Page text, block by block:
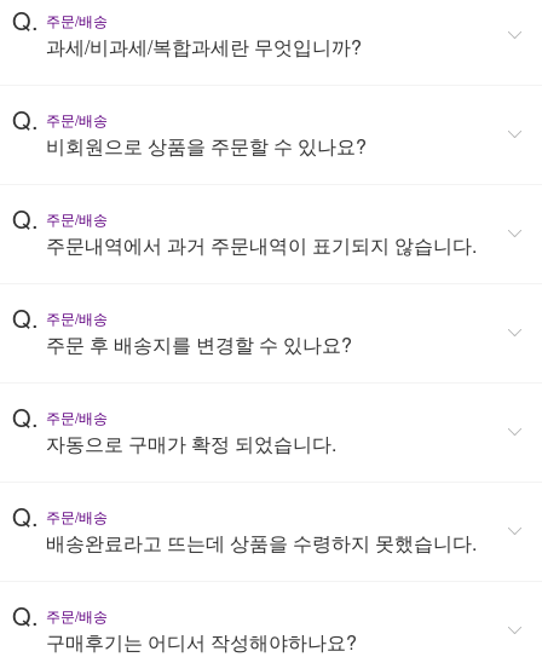
Q. 주문/배송
과세/비과세/복합과세란 무엇입니까?
Q. 주문/배송
비회원으로 상품을 주문할 수 있나요?
Q. 주문/배송
주문내역에서 과거 주문내역이 표기되지 않습니다.
Q. 주문/배송
주문 후 배송지를 변경할 수 있나요?
Q. 주문/배송
자동으로 구매가 확정 되었습니다.
Q. 주문/배송
배송완료라고 뜨는데 상품을 수령하지 못했습니다.
Q. 주문/배송
구매후기는 어디서 작성해야하나요?